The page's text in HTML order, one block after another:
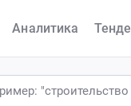
Аналитика